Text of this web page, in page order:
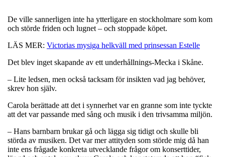
De ville sannerligen inte ha ytterligare en stockholmare som kom
och störde friden och lugnet – och stoppade köpet.
LÄS MER: Victorias mysiga helkväll med prinsessan Estelle
Det blev inget skapande av ett underhållnings-Mecka i Skåne.
– Lite ledsen, men också tacksam för insikten vad jag behöver,
skrev hon själv.
Carola berättade att det i synnerhet var en granne som inte tyckte
att det var passande med sång och musik i den trivsamma miljön.
– Hans barnbarn brukar gå och lägga sig tidigt och skulle bli
störda av musiken. Det var mer attityden som störde mig då han
inte ens frågade konkreta utvecklande frågor om konserttider,